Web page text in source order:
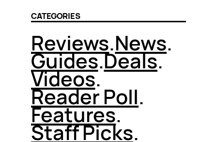
CATEGORIES
Reviews.News.
Guides.Deals.
Videos.
Reader Poll.
Features.
Staff Picks.